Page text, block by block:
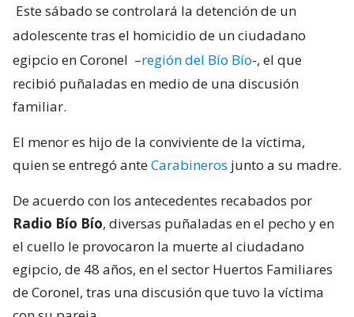
Este sábado se controlará la detención de un
adolescente tras el homicidio de un ciudadano
egipcio en Coronel –región del Bío Bío-, el que
recibió puñaladas en medio de una discusión
familiar.
El menor es hijo de la conviviente de la víctima,
quien se entregó anteCarabineros junto a su madre.
De acuerdo con los antecedentes recabados por
Radio Bío Bío, diversas puñaladas en el pecho y en
el cuello le provocaron la muerte al ciudadano
egipcio, de 48 años, en el sector Huertos Familiares
de Coronel, tras una discusión que tuvo la víctima